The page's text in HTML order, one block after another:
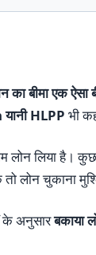
बीमा एक ऐसा
HLPP भी
लोन लिया है।
लोन चुकाना
के अनुसारबकाया